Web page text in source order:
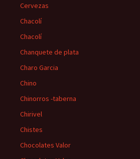
Cervezas
Chacolí
Chacolí
Chanquete de plata
Charo Garcia
Chino
Chinorros -taberna
Chirivel
Chistes
Chocolates Valor